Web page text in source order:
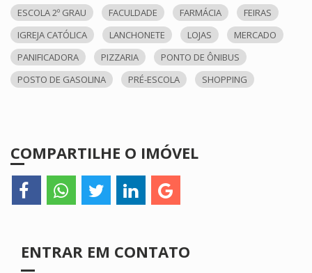
ESCOLA 2º GRAU
FACULDADE FARMÁCIA
FEIRAS
IGREJA CATÓLICA
LANCHONETE LOJAS
MERCADO
PANIFICADORA
PIZZARIA
PONTO DE ÔNIBUS
POSTO DE GASOLINA
PRÉ-ESCOLA SHOPPING
COMPARTILHE O IMÓVEL
ENTRAR EM CONTATO